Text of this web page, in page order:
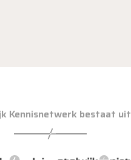
Kennisnetwerk bestaat uit